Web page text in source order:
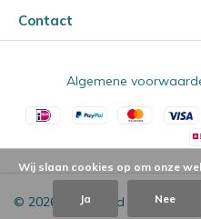
Contact
© 2026 - Powered by
Algemene
Wij slaan cookies op om onze
Ja Nee